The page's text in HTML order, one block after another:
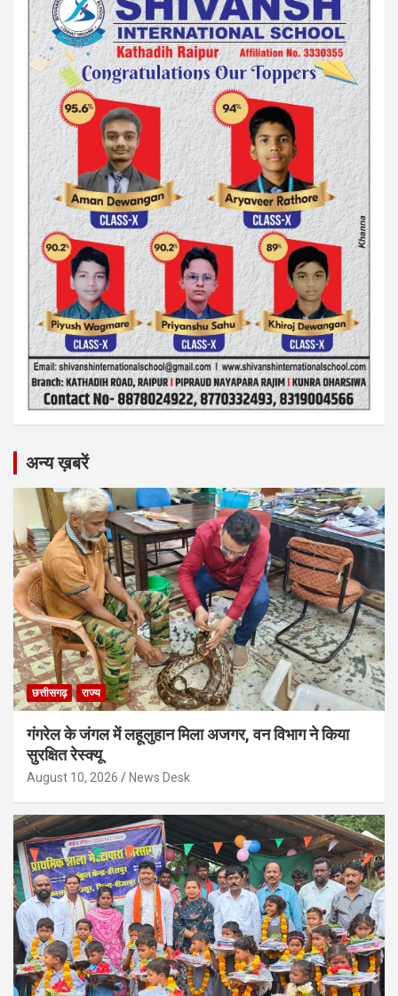
अन्य ख़बरें
छत्तीसगढ़ राज्य
गंगरेल के जंगल में लहूलुहान मिला अजगर, वन विभाग ने किया
सुरक्षित रेस्क्यू
August 10, 2026 News Desk